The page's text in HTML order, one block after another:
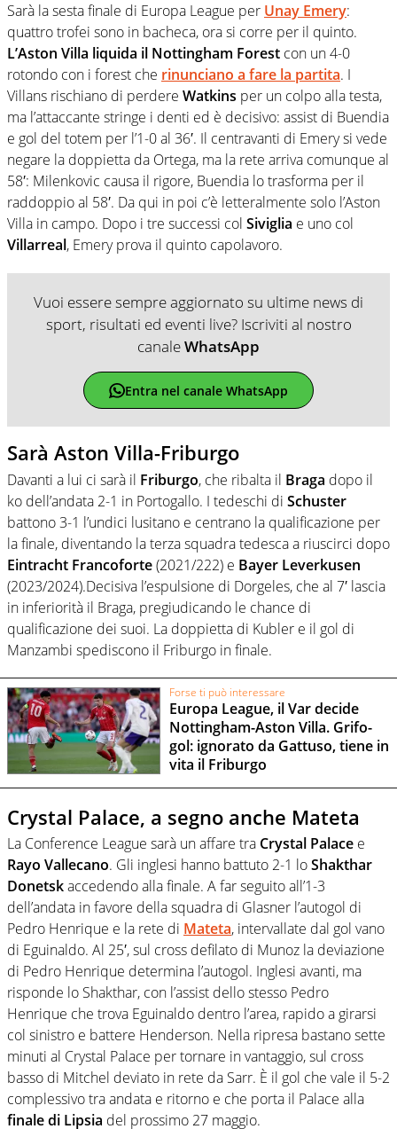
Sarà la sesta finale di Europa League per Unay Emery:
quattro trofei sono in bacheca, ora si corre per il quinto.
L’Aston Villa liquida il Nottingham Forest con un 4-0
rotondo con i forest che rinunciano a fare la partita. I
Villans rischiano di perdere Watkins per un colpo alla testa,
ma l’attaccante stringe i denti ed è decisivo: assist di Buendia
e gol del totem per l’1-0 al 36′. Il centravanti di Emery si vede
negare la doppietta da Ortega, ma la rete arriva comunque al
58′: Milenkovic causa il rigore, Buendia lo trasforma per il
raddoppio al 58′. Da qui in poi c’è letteralmente solo l’Aston
Villa in campo. Dopo i tre successi col Siviglia e uno col
Villarreal, Emery prova il quinto capolavoro.
Vuoi essere sempre aggiornato su ultime news di
sport, risultati ed eventi live? Iscriviti al nostro
canaleWhatsApp
Entra nel canale WhatsApp
Sarà Aston Villa-Friburgo
Davanti a lui ci sarà il Friburgo, che ribalta il Braga dopo il
ko dell’andata 2-1 in Portogallo. I tedeschi di Schuster
battono 3-1 l’undici lusitano e centrano la qualificazione per
la finale, diventando la terza squadra tedesca a riuscirci dopo
Eintracht Francoforte(2021/222) e Bayer Leverkusen
(2023/2024).Decisiva l’espulsione di Dorgeles, che al 7′ lascia
in inferiorità il Braga, pregiudicando le chance di
qualificazione dei suoi. La doppietta di Kubler e il gol di
Manzambi spediscono il Friburgo in finale.
Forse ti può interessare
Europa League, il Var decide
Nottingham-Aston Villa. Grifo-
gol: ignorato da Gattuso, tiene in
vita il Friburgo
Crystal Palace, a segno anche Mateta
La Conference League sarà un affare tra Crystal Palace e
Rayo Vallecano. Gli inglesi hanno battuto 2-1 loShakthar
Donetskaccedendo alla finale. A far seguito all’1-3
dell’andata in favore della squadra di Glasner l’autogol di
Pedro Henrique e la rete di Mateta, intervallate dal gol vano
di Eguinaldo. Al 25′, sul cross defilato di Munoz la deviazione
di Pedro Henrique determina l’autogol. Inglesi avanti, ma
risponde lo Shakthar, con l’assist dello stesso Pedro
Henrique che trova Eguinaldo dentro l’area, rapido a girarsi
col sinistro e battere Henderson. Nella ripresa bastano sette
minuti al Crystal Palace per tornare in vantaggio, sul cross
basso di Mitchel deviato in rete da Sarr. È il gol che vale il 5-2
complessivo tra andata e ritorno e che porta il Palace alla
finale di Lipsia del prossimo 27 maggio.